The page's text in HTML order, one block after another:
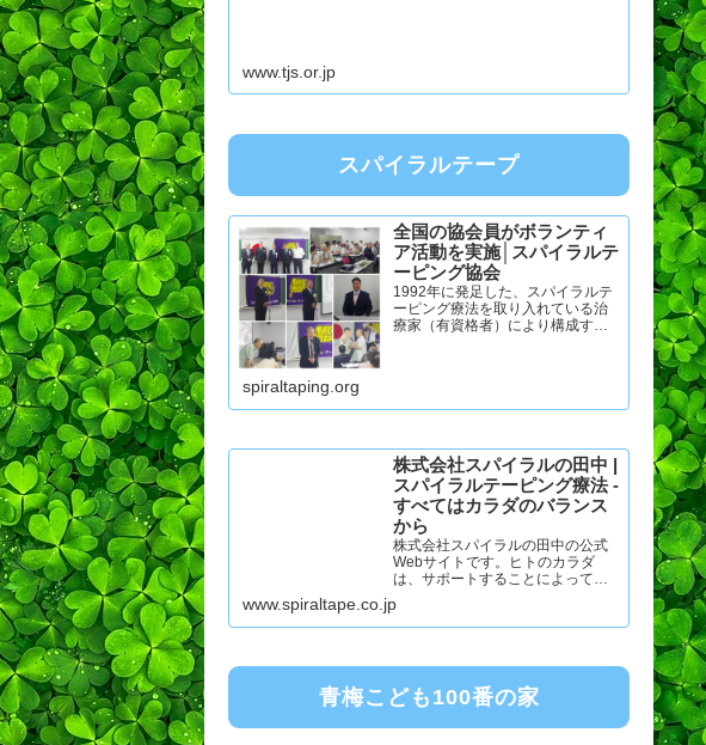
www.tjs.or.jp
スパイラルテープ
全国の協会員がボランティ
ア活動を実施│スパイラルテ
ーピング協会
1992年に発足した、スパイラルテ
ーピング療法を取り入れている治
療家（有資格者）により構成する
spiraltaping.org
株式会社スパイラルの田中 |
スパイラルテーピング療法 -
すべてはカラダのバランス
から
株式会社スパイラルの田中の公式
Webサイトです。ヒトのカラダ
は、サポートすることによってモ
ちはスパイラルテープ療法を通し
ヒトのカラダにもっと身近で優し
ます。
www.spiraltape.co.jp
青梅こども100番の家